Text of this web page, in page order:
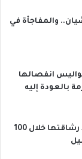
والمفاجأة في
انفصالها
بالعودة إليه
شيرين عبد الوهاب تستعيد رشاقتها خلال 100